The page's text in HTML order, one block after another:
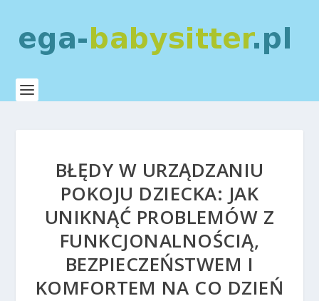
BŁĘDY W URZĄDZANIU
POKOJU DZIECKA: JAK
UNIKNĄĆ PROBLEMÓW Z
FUNKCJONALNOŚCIĄ,
BEZPIECZEŃSTWEM I
KOMFORTEM NA CO DZIEŃ